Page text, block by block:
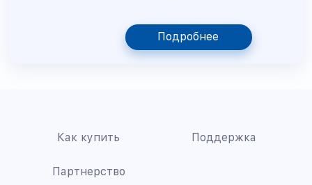
Подробнее
Как купить Поддержка
Партнерство